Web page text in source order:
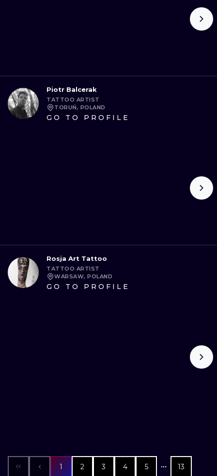
Piotr Balcerak
TATTOO ARTIST
TORUŃ, POLAND
GO TO PROFILE
Rosja Art Tattoo
TATTOO ARTIST
WARSAW, POLAND
GO TO PROFILE
1 2 3 4 5 13